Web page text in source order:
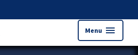
Menu menu
upútavok